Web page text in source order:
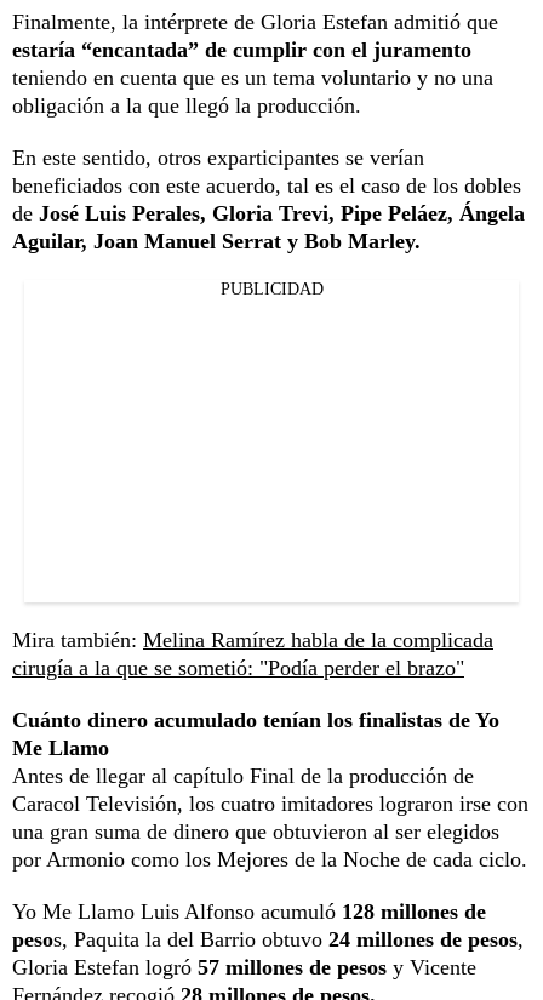
Finalmente, la intérprete de Gloria Estefan admitió que
estaría “encantada” de cumplir con el juramento
teniendo en cuenta que es un tema voluntario y no una
obligación a la que llegó la producción.
En este sentido, otros exparticipantes se verían
beneficiados con este acuerdo, tal es el caso de los dobles
de José Luis Perales, Gloria Trevi, Pipe Peláez, Ángela
Aguilar, Joan Manuel Serrat y Bob Marley.
PUBLICIDAD
Mira también: Melina Ramírez habla de la complicada
cirugía a la que se sometió: "Podía perder el brazo"
Cuánto dinero acumulado tenían los finalistas de Yo
Me Llamo
Antes de llegar al capítulo Final de la producción de
Caracol Televisión, los cuatro imitadores lograron irse con
una gran suma de dinero que obtuvieron al ser elegidos
por Armonio como los Mejores de la Noche de cada ciclo.
Yo Me Llamo Luis Alfonso acumuló 128 millones de
pesos, Paquita la del Barrio obtuvo 24 millones de pesos,
Gloria Estefan logró 57 millones de pesos y Vicente
Fernández recogió 28 millones de pesos.